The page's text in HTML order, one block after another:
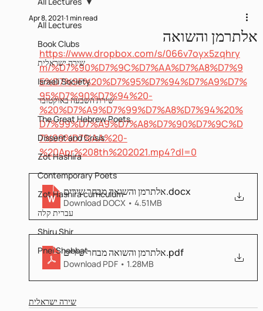
All Lectures
Book Clubs
שירה ישראלית
Israeli Society
שירת השבעה באוקטובר
The Great Hebrew Poets
Dissent and Crisis
Zot Hashira
Contemporary Poets
Zot Hashira curriculum
עברית קלה
Shiru Shir
Pnei Shabbat
אלתרמן והשואה
Apr 8, 2021 1 min read
https://www.dropbox.com/s/066v7oyx5zqhry
m/%D7%90%D7%9C%D7%AA%D7%A8%D7%9
E%D7%9F%20%D7%95%D7%94%D7%A9%D7%
95%D7%90%D7%94%20-
%20%D7%A9%D7%99%D7%A8%D7%94%20%
D7%99%D7%A9%D7%A8%D7%90%D7%9C%D
7%99%D7%AA%20-
%20Apr%208th%202021.mp4?dl=0
אלתרמן והשואה מבחר שירים.docx
Download DOCX • 4.51MB
אלתרמן והשואה מבחר שירים.pdf
Download PDF • 1.28MB
שירה ישראלית